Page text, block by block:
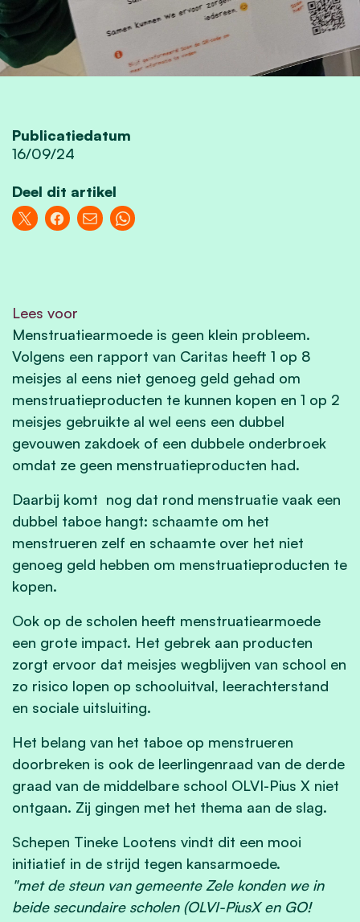
Publicatiedatum
16/09/24
Deel dit artikel
Lees voor
Menstruatiearmoede is geen klein probleem.
Volgens een rapport van Caritas heeft 1 op 8
meisjes al eens niet genoeg geld gehad om
menstruatieproducten te kunnen kopen en 1 op 2
meisjes gebruikte al wel eens een dubbel
gevouwen zakdoek of een dubbele onderbroek
omdat ze geen menstruatieproducten had.
Daarbij komt nog dat rond menstruatie vaak een
dubbel taboe hangt: schaamte om het
menstrueren zelf en schaamte over het niet
genoeg geld hebben om menstruatieproducten te
kopen.
Ook op de scholen heeft menstruatiearmoede
een grote impact. Het gebrek aan producten
zorgt ervoor dat meisjes wegblijven van school en
zo risico lopen op schooluitval, leerachterstand
en sociale uitsluiting.
Het belang van het taboe op menstrueren
doorbreken is ook de leerlingenraad van de derde
graad van de middelbare school OLVI-Pius X niet
ontgaan. Zij gingen met het thema aan de slag.
Schepen Tineke Lootens vindt dit een mooi
initiatief in de strijd tegen kansarmoede.
"met de steun van gemeente Zele konden we in
beide secundaire scholen (OLVI-PiusX en GO!